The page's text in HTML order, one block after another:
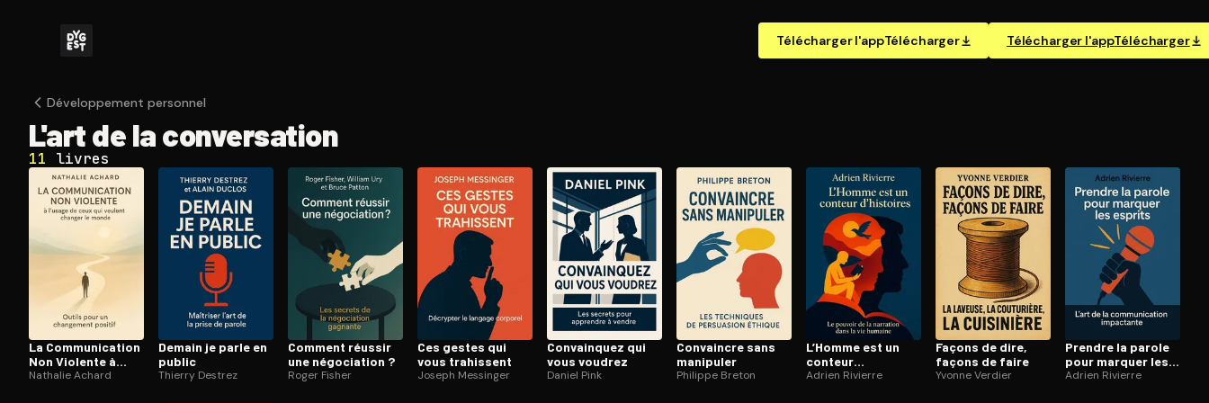
Télécharger l'appTélécharger Télécharger l'appTélécharger
Dé­ve­lop­pe­ment personnel
L'art de la conver­sa­tion
11 livres
La Com­mu­ni­ca­tion
Non Violente à
l’usage de ceux qui
Nathalie Achard
Demain je parle en
public
Thierry Destrez
Comment réussir
une négociation ?
Roger Fisher
Ces gestes qui
vous trahissent
Joseph Messinger
Convainquez qui
vous voudrez
Daniel Pink
Convaincre sans
manipuler
Philippe Breton
L’Homme est un
conteur
d’histoires
Adrien Rivierre
Façons de dire,
façons de faire
Yvonne Verdier
Prendre la parole
pour marquer les
esprits
Adrien Rivierre